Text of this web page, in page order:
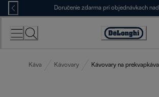
Skip
to
Content
Doručenie zdarma pri objednávkach
Accessibility
Káva Kávovary Kávovary na